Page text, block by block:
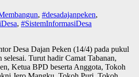
, #desadajanpeken,
, #SistemInformasiDesa
Desa Dajan Peken (14/4) pada pukul
selesai. Turut hadir Camat Tabanan,
Ketua BPD beserta Anggota, Tokoh